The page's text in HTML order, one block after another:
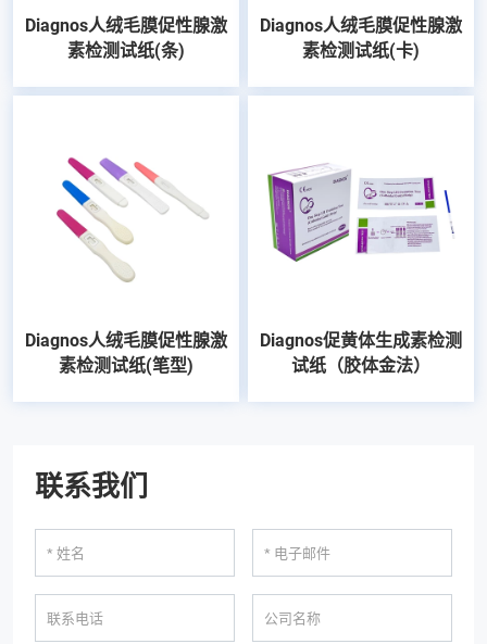
Diagnos人绒毛膜促性腺激
素检测试纸(条)
Diagnos人绒毛膜促性腺激
素检测试纸(卡)
Diagnos人绒毛膜促性腺激
素检测试纸(笔型)
Diagnos促黄体生成素检测
试纸（胶体金法）
联系我们